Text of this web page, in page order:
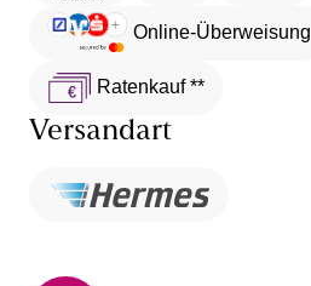
Online-Überweisung
Ratenkauf **
Versandart